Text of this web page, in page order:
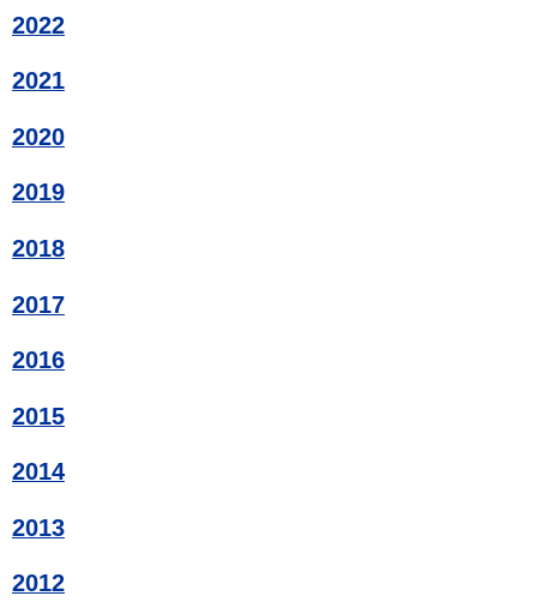
2022
2021
2020
2019
2018
2017
2016
2015
2014
2013
2012